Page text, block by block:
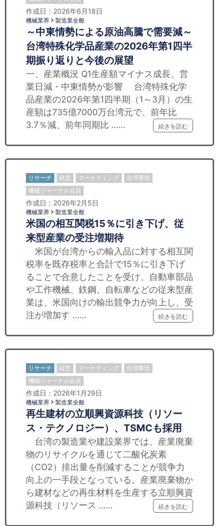
作成日：2026年6月18日
機械業界 製造業全般
～中東情勢による原油高騰で需要減～
台湾特殊化学品産業の2026年第1四半
期振り返りと今後の展望
一、産業概況 Q1生産額マイナス成長、営
業日減・中東情勢が影響 台湾特殊化学
品産業の2026年第1四半期（1～3月）の生
産額は735億7000万台湾元で、前年比
3.7％減、前年同期比 ……
続きを読む
リサーチ 経営 マーケティング
台湾事情
機械ジャーナル会員
作成日：2026年2月5日
機械業界 製造業全般
米国の相互関税15％に引き下げ、従
来型産業の受注増期待
米国が台湾からの輸入品に対する相互関
税率を既存税率と合計で15％に引き下げ
ることで合意したことを受け、自動車部品
や工作機械、鉄鋼、自転車などの従来型産
業は、米国向けの輸出競争力が向上し、受
注が増加す ……
続きを読む
リサーチ 経営 マーケティング
台湾事情
機械ジャーナル会員
作成日：2026年1月29日
機械業界 製造業全般
再生建材の立順興資源科技（リソー
ス・テクノロジー）、TSMCも採用
台湾の製造業や建設業界では、産業廃棄
物のリサイクルを通じて二酸化炭素
（CO2）排出量を削減することが競争力
向上の一手段となっている。産業廃棄物か
ら建材などの再生材料を生産する立順興資
源科技（リソース ……
続きを読む